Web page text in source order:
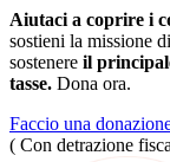
Aiutaci a coprire i
sostieni la missione
sostenere il
tasse. Dona ora.
Faccio una
( Con detrazione